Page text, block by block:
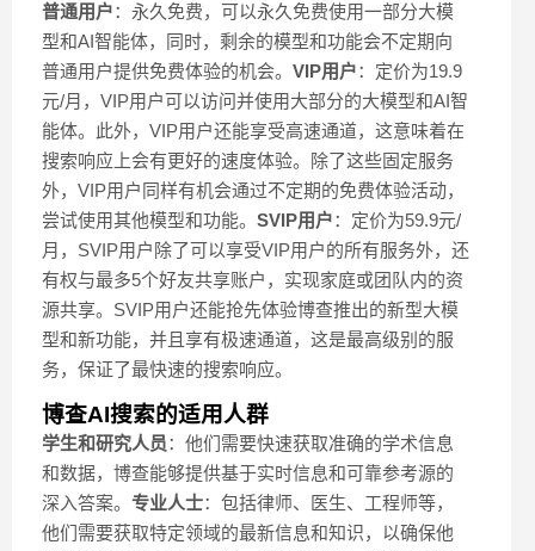
普通用户：永久免费，可以永久免费使用一部分大模
型和AI智能体，同时，剩余的模型和功能会不定期向
普通用户提供免费体验的机会。 VIP用户：定价为19.9
元/月，VIP用户可以访问并使用大部分的大模型和AI智
能体。此外，VIP用户还能享受高速通道，这意味着在
搜索响应上会有更好的速度体验。除了这些固定服务
外，VIP用户同样有机会通过不定期的免费体验活动，
尝试使用其他模型和功能。 SVIP用户：定价为59.9元/
月，SVIP用户除了可以享受VIP用户的所有服务外，还
有权与最多5个好友共享账户，实现家庭或团队内的资
源共享。SVIP用户还能抢先体验博查推出的新型大模
型和新功能，并且享有极速通道，这是最高级别的服
务，保证了最快速的搜索响应。
博查AI搜索的适用人群
学生和研究人员：他们需要快速获取准确的学术信息
和数据，博查能够提供基于实时信息和可靠参考源的
深入答案。 专业人士：包括律师、医生、工程师等，
他们需要获取特定领域的最新信息和知识，以确保他